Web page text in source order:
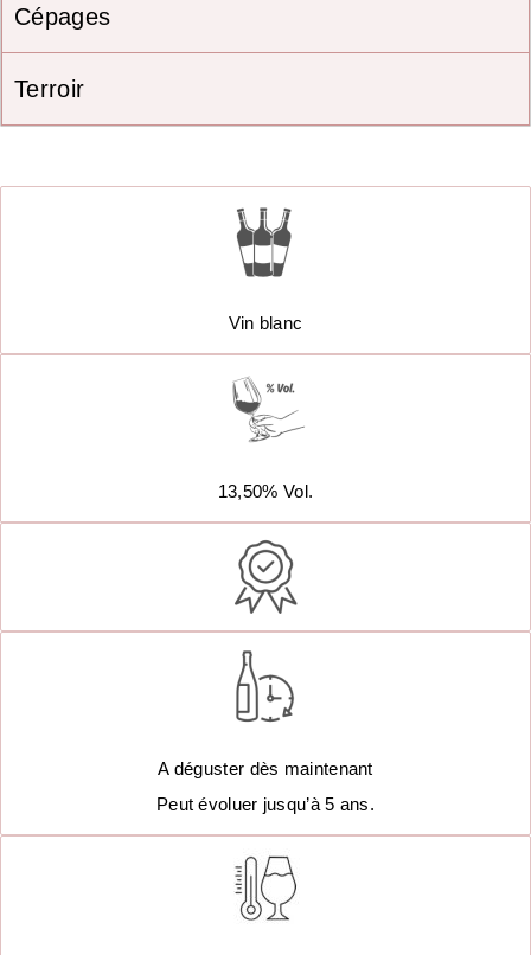
Cépages
Terroir
Vin blanc
13,50% Vol.
A déguster dès maintenant
Peut évoluer jusqu’à 5 ans.